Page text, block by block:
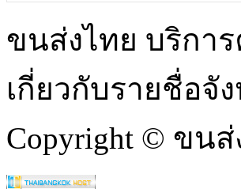
ขนส่งไทย บริกา
เกี่ยวกับรายชื่อจั
Copyright © ขนส่